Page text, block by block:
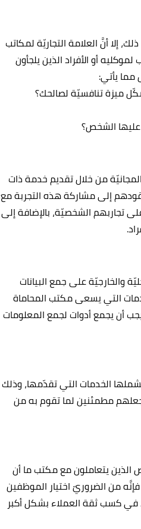
إلا أنَّ العلامة التجاريّة لمكاتب
أو الأفراد الذين يلجأون
مما يأتي:
ميزة تنافسيّة لصالحك؟
الشخص؟
من خلال تقديم خدمة ذات
إلى مشاركة هذه التجربة مع
تجاربهم الشخصيّة، بالإضافة إلى
والخارجيّة على جمع البيانات
التي يسعى مكتب المحاماة
أن يجمع أدوات لجمع المعلومات
الخدمات التي تقدّمها، وذلك
مطمئنين لما تقوم به من
الذين يتعاملون مع مكتب ما أن
فإنَّه من الضروريّ اختيار الموظفين
في كسب ثقة العملاء بشكل أكبر